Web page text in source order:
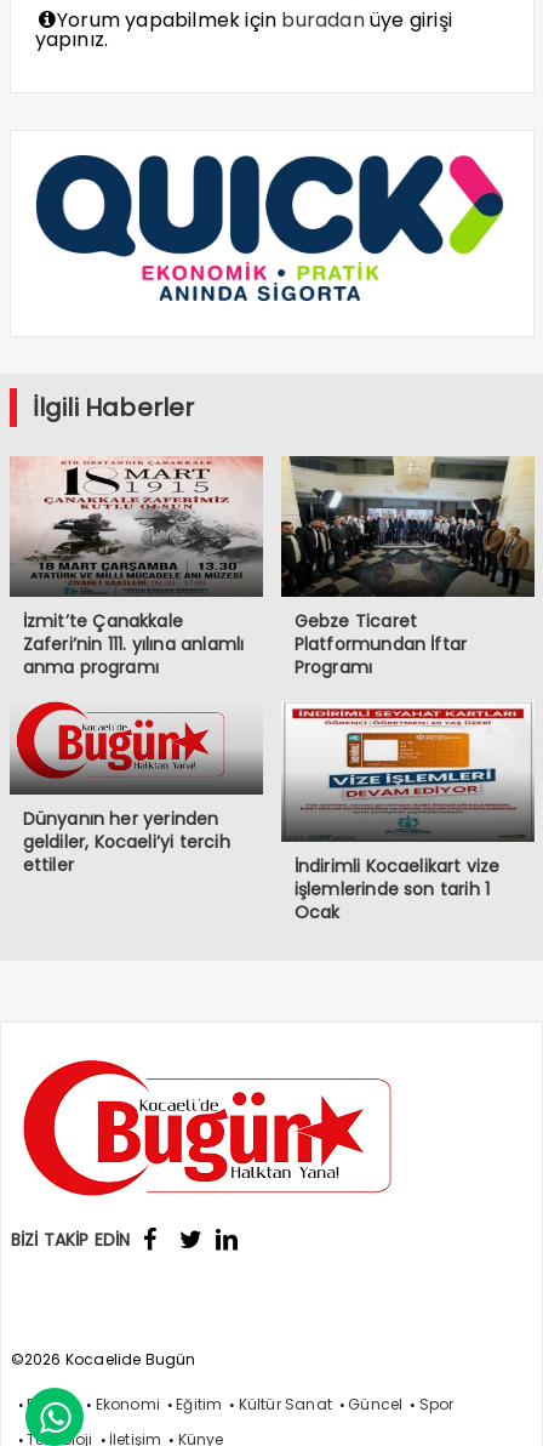
Yorum yapabilmek için buradanüye girişi
yapınız.
İlgili Haberler
İzmit’te Çanakkale
Zaferi’nin 111. yılına anlamlı
anma programı
Gebze Ticaret
Platformundan İftar
Programı
Dünyanın her yerinden
geldiler, Kocaeli’yi tercih
ettiler
İndirimli Kocaelikart vize
işlemlerinde son tarih 1
Ocak
BİZİ TAKİP EDİN
©2026 Kocaelide Bugün
Politika Ekonomi Eğitim Kültür Sanat Güncel
Spor
Teknoloji
İletişim Künye
